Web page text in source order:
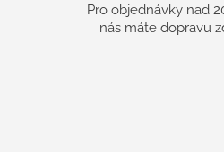
Pro objednávky nad
nás máte dopravu